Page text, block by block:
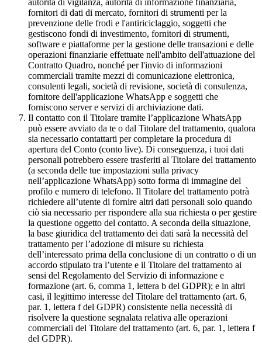
autorità di vigilanza, autorità di informazione finanziaria,
fornitori di dati di mercato, fornitori di strumenti per la
prevenzione delle frodi e l'antiriciclaggio, soggetti che
gestiscono fondi di investimento, fornitori di strumenti,
software e piattaforme per la gestione delle transazioni e delle
operazioni finanziarie effettuate nell'ambito dell'attuazione del
Contratto Quadro, nonché per l'invio di informazioni
commerciali tramite mezzi di comunicazione elettronica,
consulenti legali, società di revisione, società di consulenza,
fornitore dell'applicazione WhatsApp e soggetti che
forniscono server e servizi di archiviazione dati.
Il contatto con il Titolare tramite l’applicazione WhatsApp
può essere avviato da te o dal Titolare del trattamento, qualora
sia necessario contattarti per completare la procedura di
apertura del Conto (conto live). Di conseguenza, i tuoi dati
personali potrebbero essere trasferiti al Titolare del trattamento
(a seconda delle tue impostazioni sulla privacy
nell’applicazione WhatsApp) sotto forma di immagine del
profilo e numero di telefono. Il Titolare del trattamento potrà
richiedere all’utente di fornire altri dati personali solo quando
ciò sia necessario per rispondere alla sua richiesta o per gestire
la questione oggetto del contatto. A seconda della situazione,
la base giuridica del trattamento dei dati sarà la necessità del
trattamento per l’adozione di misure su richiesta
dell’interessato prima della conclusione di un contratto o di un
accordo stipulato tra l’utente e il Titolare del trattamento ai
sensi del Regolamento del Servizio di informazione e
formazione (art. 6, comma 1, lettera b del GDPR); e in altri
casi, il legittimo interesse del Titolare del trattamento (art. 6,
par. 1, lettera f del GDPR) consistente nella necessità di
risolvere la questione segnalata relativa alle operazioni
commerciali del Titolare del trattamento (art. 6, par. 1, lettera f
del GDPR).